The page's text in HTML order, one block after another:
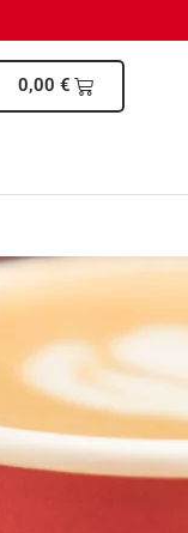
0,00 €